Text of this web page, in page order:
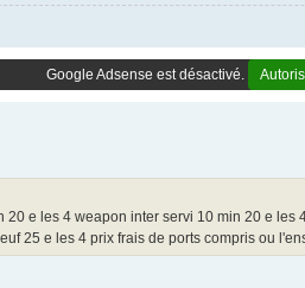
Google Adsense est désactivé.
e les 4 weapon inter servi 10 min 20 e les
25 e les 4 prix frais de ports compris ou